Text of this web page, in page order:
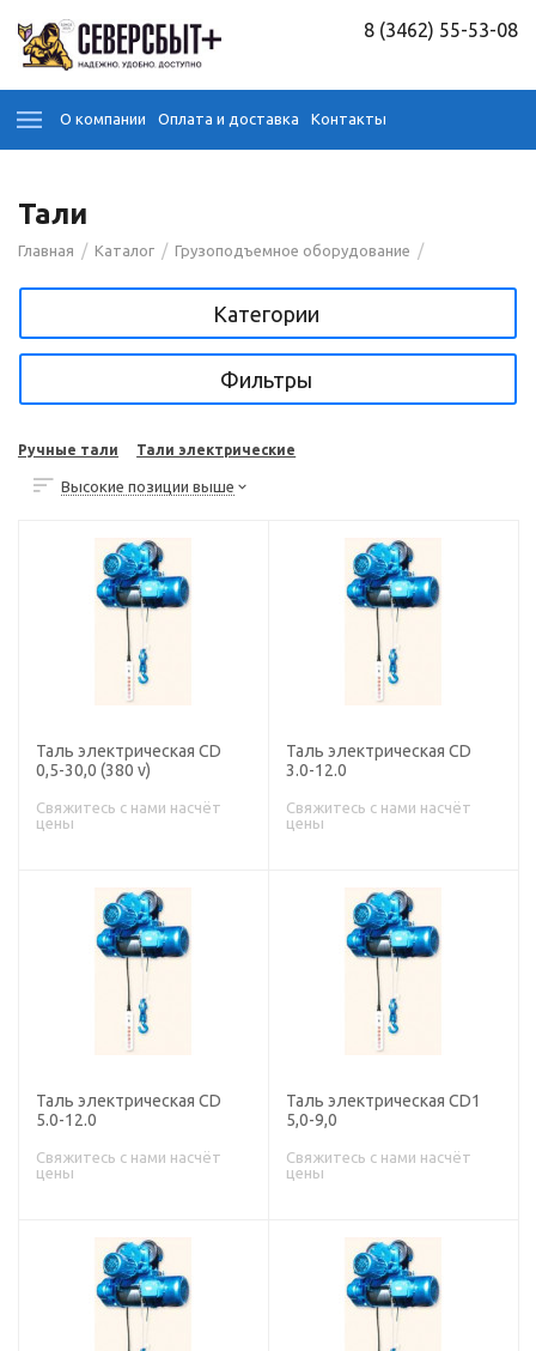
8 (3462) 55-53-08
О компании Оплата и доставка Контакты
Тали
Главная / Каталог / Грузоподъемное оборудование /
Категории
Фильтры
Ручные тали Тали электрические
Высокие позиции выше
Таль электрическая CD
0,5-30,0 (380 v)
Свяжитесь с нами насчёт
цены
Таль электрическая CD
3.0-12.0
Свяжитесь с нами насчёт
цены
Таль электрическая CD
5.0-12.0
Свяжитесь с нами насчёт
цены
Таль электрическая CD1
5,0-9,0
Свяжитесь с нами насчёт
цены